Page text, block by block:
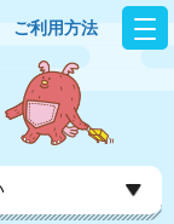
ご利用方法